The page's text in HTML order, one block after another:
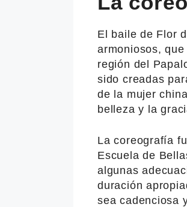
El baile de Flor
armoniosos,
región del
sido creadas
de la mujer
belleza y la
La coreografía
Escuela de
algunas
duración
sea cadenciosa